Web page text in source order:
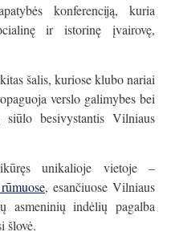
konferenciją, kuria
ir istorinę įvairovę,
šalis, kuriose klubo nariai
verslo galimybes bei
besivystantis Vilniaus
unikalioje vietoje –
, esančiuose Vilniaus
asmeninių indėlių pagalba
šlovė.